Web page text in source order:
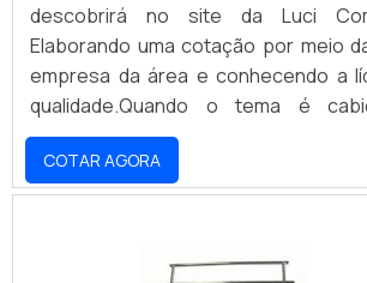
descobrirá no site da Luci
Elaborando uma cotação por meio
empresa da área e conhecendo a
qualidade.Quando o tema é
manequins, com a melhor mão de
Luci Comércio Poderá contar
com produtos de ótima qualidade
CABIDES E MANEQUINSExistem
COTAR AGORA